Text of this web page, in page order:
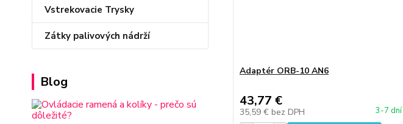
Vstrekovacie Trysky
Zátky palivových nádrží
Blog
Adaptér ORB-10 AN6
43,77 €
35,59 € bez DPH 3-7 dní